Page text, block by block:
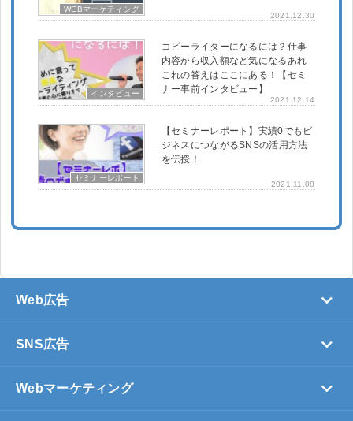
WEBマーケティング
2021.12.30
インタビュー
2021.12.14
コピーライターになるには？仕事
内容から収入額など気になるあれ
これの答えはここにある！【セミ
ナー事前インタビュー】
セミナーレポート
2021.11.08
【セミナーレポート】実績0でもビ
ジネスにつながるSNSの活用方法
を伝授！
Web広告
SNS広告
Webマーケティング